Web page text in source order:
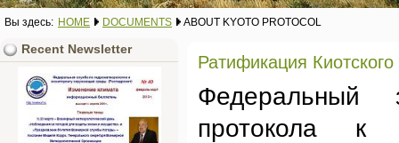
Вы здесь: HOME DOCUMENTS ABOUT KYOTO PROTOCOL
Ратификация
Федеральный
протокола к
Recent Newsletter